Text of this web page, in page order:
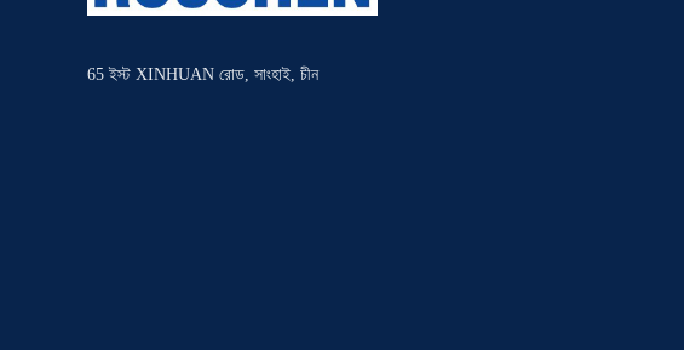
65 ইস্ট XINHUAN রোড, সাংহাই, চীন